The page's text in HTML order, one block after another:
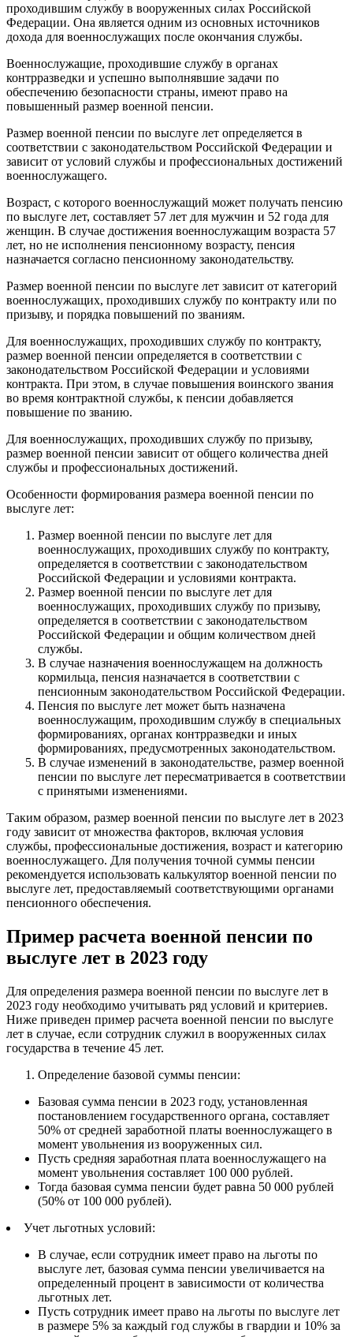
проходившим службу в вооруженных силах Российской
Федерации. Она является одним из основных источников
дохода для военнослужащих после окончания службы.
Военнослужащие, проходившие службу в органах
контрразведки и успешно выполнявшие задачи по
обеспечению безопасности страны, имеют право на
повышенный размер военной пенсии.
Размер военной пенсии по выслуге лет определяется в
соответствии с законодательством Российской Федерации и
зависит от условий службы и профессиональных достижений
военнослужащего.
Возраст, с которого военнослужащий может получать пенсию
по выслуге лет, составляет 57 лет для мужчин и 52 года для
женщин. В случае достижения военнослужащим возраста 57
лет, но не исполнения пенсионному возрасту, пенсия
назначается согласно пенсионному законодательству.
Размер военной пенсии по выслуге лет зависит от категорий
военнослужащих, проходивших службу по контракту или по
призыву, и порядка повышений по званиям.
Для военнослужащих, проходивших службу по контракту,
размер военной пенсии определяется в соответствии с
законодательством Российской Федерации и условиями
контракта. При этом, в случае повышения воинского звания
во время контрактной службы, к пенсии добавляется
повышение по званию.
Для военнослужащих, проходивших службу по призыву,
размер военной пенсии зависит от общего количества дней
службы и профессиональных достижений.
Особенности формирования размера военной пенсии по
выслуге лет:
Размер военной пенсии по выслуге лет для
военнослужащих, проходивших службу по контракту,
определяется в соответствии с законодательством
Российской Федерации и условиями контракта.
Размер военной пенсии по выслуге лет для
военнослужащих, проходивших службу по призыву,
определяется в соответствии с законодательством
Российской Федерации и общим количеством дней
службы.
В случае назначения военнослужащем на должность
кормильца, пенсия назначается в соответствии с
пенсионным законодательством Российской Федерации.
Пенсия по выслуге лет может быть назначена
военнослужащим, проходившим службу в специальных
формированиях, органах контрразведки и иных
формированиях, предусмотренных законодательством.
В случае изменений в законодательстве, размер военной
пенсии по выслуге лет пересматривается в соответствии
с принятыми изменениями.
Таким образом, размер военной пенсии по выслуге лет в 2023
году зависит от множества факторов, включая условия
службы, профессиональные достижения, возраст и категорию
военнослужащего. Для получения точной суммы пенсии
рекомендуется использовать калькулятор военной пенсии по
выслуге лет, предоставляемый соответствующими органами
пенсионного обеспечения.
Пример расчета военной пенсии по
выслуге лет в 2023 году
Для определения размера военной пенсии по выслуге лет в
2023 году необходимо учитывать ряд условий и критериев.
Ниже приведен пример расчета военной пенсии по выслуге
лет в случае, если сотрудник служил в вооруженных силах
государства в течение 45 лет.
Определение базовой суммы пенсии:
Базовая сумма пенсии в 2023 году, установленная
постановлением государственного органа, составляет
50% от средней заработной платы военнослужащего в
момент увольнения из вооруженных сил.
Пусть средняя заработная плата военнослужащего на
момент увольнения составляет 100 000 рублей.
Тогда базовая сумма пенсии будет равна 50 000 рублей
(50% от 100 000 рублей).
Учет льготных условий:
В случае, если сотрудник имеет право на льготы по
выслуге лет, базовая сумма пенсии увеличивается на
определенный процент в зависимости от количества
льготных лет.
Пусть сотрудник имеет право на льготы по выслуге лет
в размере 5% за каждый год службы в гвардии и 10% за